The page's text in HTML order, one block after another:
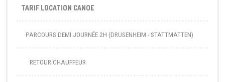
TARIF LOCATION CANOE
PARCOURS DEMI JOURNÉE 2H (DRUSENHEIM - STATTMATTEN)
RETOUR CHAUFFEUR